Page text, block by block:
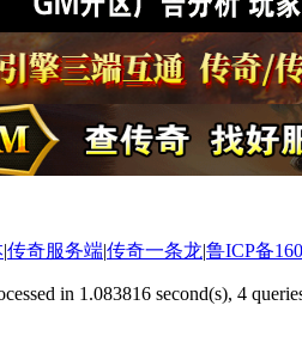
|传奇服务端|传奇一条龙|鲁ICP备
in 1.083816 second(s), 4